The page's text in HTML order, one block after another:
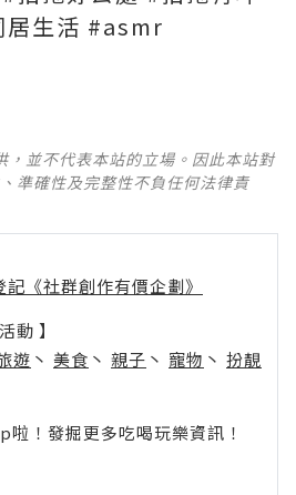
居生活 #asmr
，並不代表本站的立場。因此本站對
準確性及完整性不負任何法律責
記《社群創作有價企劃》
動 】
遊 丶 美食 丶 親子 丶 寵物 丶 扮靚
！發掘更多吃喝玩樂資訊！